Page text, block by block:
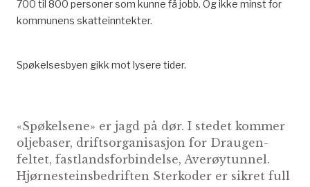
700 til 800 personer som kunne få jobb. Og ikke minst for
kommunens skatteinntekter.
Spøkelsesbyen gikk mot lysere tider.
«Spøkelsene» er jagd på dør. I stedet kommer
oljebaser, driftsorganisasjon for Draugen-
feltet, fastlandsforbindelse, Averøytunnel.
Hjørnesteinsbedriften Sterkoder er sikret full